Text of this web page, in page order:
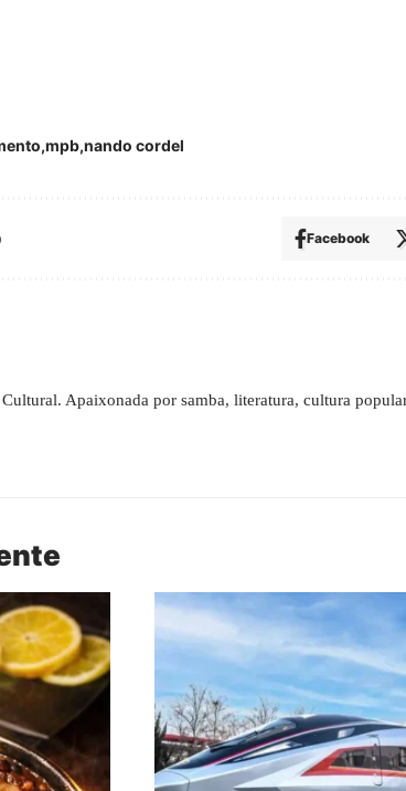
mpb nando cordel
Facebook
Apaixonada por samba, literatura, cultura